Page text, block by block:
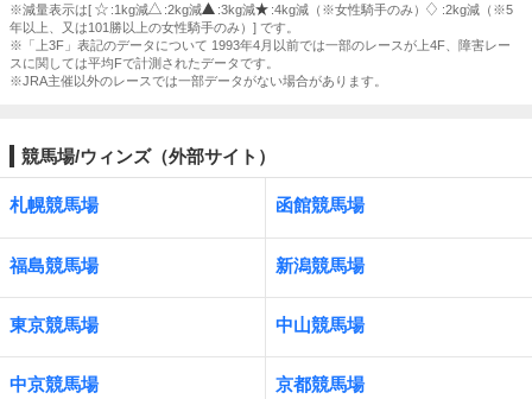
※減量表示は[
:1kg減 :2kg減 :3kg減 :4kg減（※女性騎手のみ）
:2kg減（※5
年以上、又は101勝以上の女性騎手のみ）] です。
※「上3F」表記のデータについて 1993年4月以前では一部のレースが上4F、障害レー
スに関しては平均Fで計測されたデータです。
※JRA主催以外のレースでは一部データがない場合があります。
競馬場/ウィンズ（外部サイト）
札幌競馬場 函館競馬場
福島競馬場 新潟競馬場
東京競馬場 中山競馬場
中京競馬場 京都競馬場